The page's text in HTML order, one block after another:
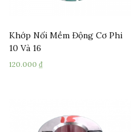
Khớp Nối Mềm Động Cơ Phi
10 Và 16
120.000 ₫